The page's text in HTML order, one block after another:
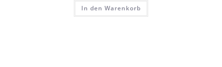
In den Warenkorb